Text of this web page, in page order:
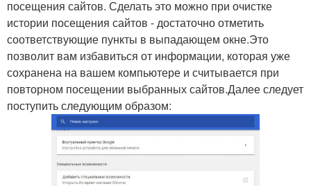
посещения сайтов. Сделать это можно при очистке
истории посещения сайтов - достаточно отметить
соответствующие пункты в выпадающем окне.Это
позволит вам избавиться от информации, которая уже
сохранена на вашем компьютере и считывается при
повторном посещении выбранных сайтов.Далее следует
поступить следующим образом: